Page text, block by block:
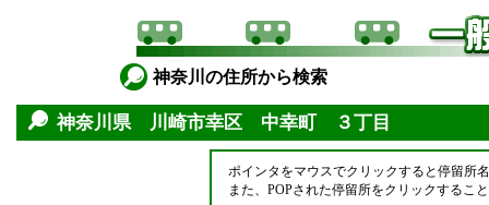
神奈川の住所から検索
神奈川県 川崎市幸区 中幸町 ３丁目
ポインタをマウスでクリックすると停留所
また、POPされた停留所をクリックするこ